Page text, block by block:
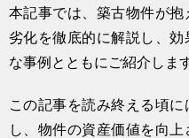
本記事では、築古物件が
劣化を徹底的に解説し、
な事例とともにご紹介します
この記事を読み終える頃
し、物件の資産価値を向